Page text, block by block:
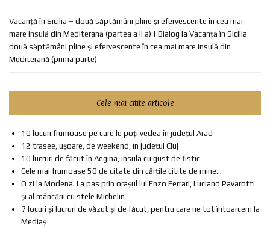
Vacanță în Sicilia – două săptămâni pline și efervescente în cea mai
mare insulă din Mediterană (partea a II a) | Bialog la Vacanță în Sicilia –
două săptămâni pline și efervescente în cea mai mare insulă din
Mediterană (prima parte)
Cele mai citite articole
10 locuri frumoase pe care le poți vedea în județul Arad
12 trasee, ușoare, de weekend, în județul Cluj
10 lucruri de făcut în Aegina, insula cu gust de fistic
Cele mai frumoase 50 de citate din cărțile citite de mine...
O zi la Modena. La pas prin orașul lui Enzo Ferrari, Luciano Pavarotti
și al mâncării cu stele Michelin
7 locuri și lucruri de văzut și de făcut, pentru care ne tot întoarcem la
Mediaș